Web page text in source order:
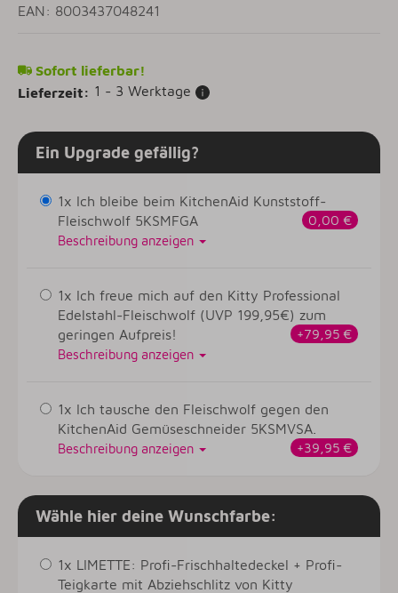
EAN: 8003437048241
Sofort lieferbar!
Lieferzeit: 1 - 3 Werktage
Ein Upgrade gefällig?
1x Ich bleibe beim KitchenAid Kunststoff-
Fleischwolf 5KSMFGA
0,00 €
Beschreibung anzeigen
1x Ich freue mich auf den Kitty Professional
Edelstahl-Fleischwolf (UVP 199,95€) zum
geringen Aufpreis!
+79,95 €
Beschreibung anzeigen
1x Ich tausche den Fleischwolf gegen den
KitchenAid Gemüseschneider 5KSMVSA.
+39,95 €
Beschreibung anzeigen
Wähle hier deine Wunschfarbe:
1x LIMETTE: Profi-Frischhaltedeckel + Profi-
Teigkarte mit Abziehschlitz von Kitty